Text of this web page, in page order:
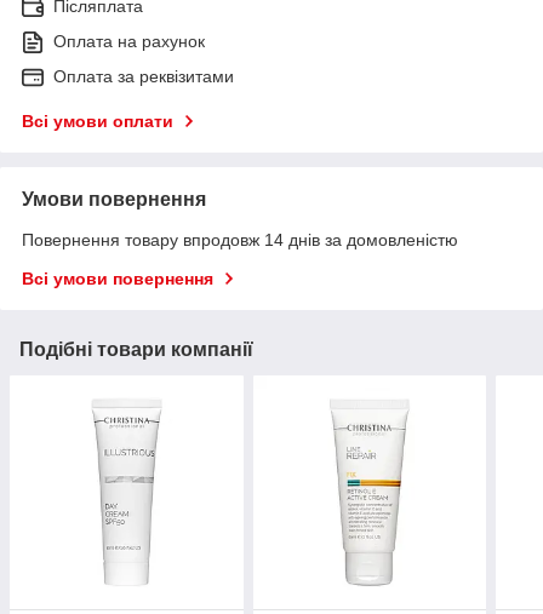
Післяплата
Оплата на рахунок
Оплата за реквізитами
Всі умови оплати
Умови повернення
Повернення товару впродовж 14 днів за домовленістю
Всі умови повернення
Подібні товари компанії